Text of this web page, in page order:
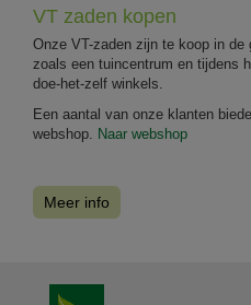
VT zaden kopen
Onze VT-zaden zijn te koop in
zoals een tuincentrum en tijdens
doe-het-zelf winkels.
Een aantal van onze klanten
webshop.
Naar webshop
Meer info